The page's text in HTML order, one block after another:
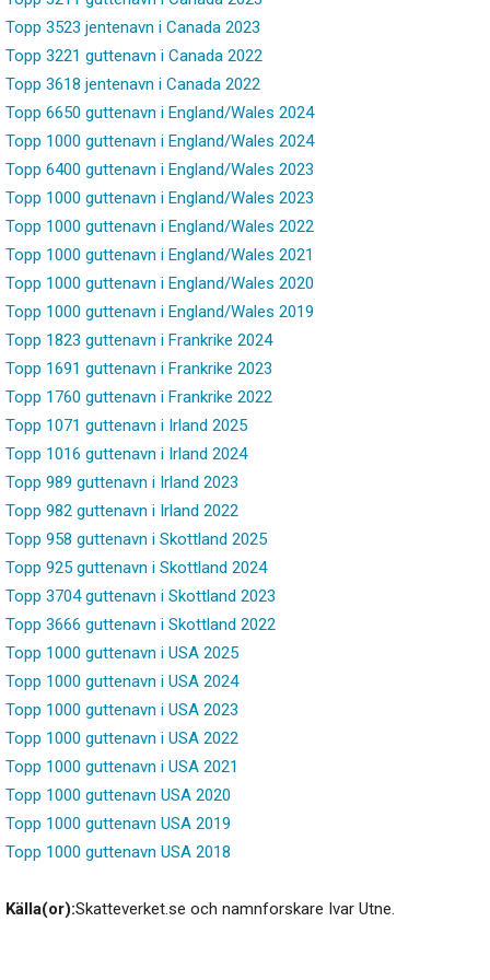
Topp 3523 jentenavn i Canada 2023
Topp 3221 guttenavn i Canada 2022
Topp 3618 jentenavn i Canada 2022
Topp 6650 guttenavn i England/Wales 2024
Topp 1000 guttenavn i England/Wales 2024
Topp 6400 guttenavn i England/Wales 2023
Topp 1000 guttenavn i England/Wales 2023
Topp 1000 guttenavn i England/Wales 2022
Topp 1000 guttenavn i England/Wales 2021
Topp 1000 guttenavn i England/Wales 2020
Topp 1000 guttenavn i England/Wales 2019
Topp 1823 guttenavn i Frankrike 2024
Topp 1691 guttenavn i Frankrike 2023
Topp 1760 guttenavn i Frankrike 2022
Topp 1071 guttenavn i Irland 2025
Topp 1016 guttenavn i Irland 2024
Topp 989 guttenavn i Irland 2023
Topp 982 guttenavn i Irland 2022
Topp 958 guttenavn i Skottland 2025
Topp 925 guttenavn i Skottland 2024
Topp 3704 guttenavn i Skottland 2023
Topp 3666 guttenavn i Skottland 2022
Topp 1000 guttenavn i USA 2025
Topp 1000 guttenavn i USA 2024
Topp 1000 guttenavn i USA 2023
Topp 1000 guttenavn i USA 2022
Topp 1000 guttenavn i USA 2021
Topp 1000 guttenavn USA 2020
Topp 1000 guttenavn USA 2019
Topp 1000 guttenavn USA 2018
Källa(or):Skatteverket.se och namnforskare Ivar Utne.